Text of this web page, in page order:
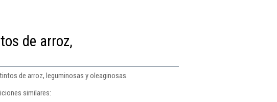
de arroz,
de arroz, leguminosas y oleaginosas.
similares: